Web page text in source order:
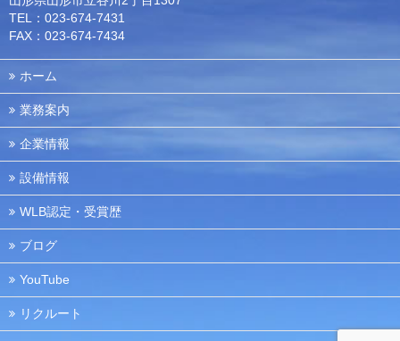
TEL：023-674-7431
FAX：023-674-7434
ホーム
業務案内
企業情報
設備情報
WLB認定・受賞歴
ブログ
YouTube
リクルート